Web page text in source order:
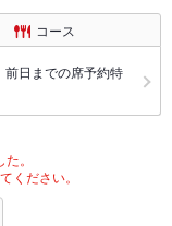
コース
日までの席予約特
。
ください。